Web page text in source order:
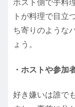
ホスト側で手料
トが料理で目立
ち寄りのような
ょう。
・ホストや参加
好き嫌いは誰で